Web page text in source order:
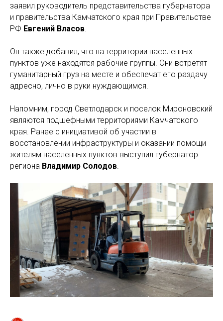
заявил руководитель представительства губернатора
и правительства Камчатского края при Правительстве
РФ Евгений Власов
Он также добавил, что на территории населенных
пунктов уже находятся рабочие группы. Они встретят
гуманитарный груз на месте и обеспечат его раздачу
адресно, лично в руки нуждающимся.
Напомним, город Светлодарск и поселок Мироновский
являются подшефными территориями Камчатского
края. Ранее с инициативой об участии в
восстановлении инфраструктуры и оказании помощи
жителям населенных пунктов выступил губернатор
региона Владимир Солодов